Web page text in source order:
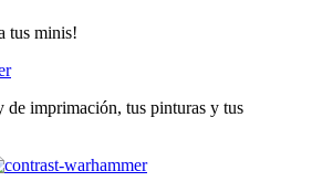
tus minis!
de imprimación, tus pinturas y tus